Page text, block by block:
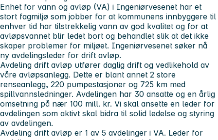
Enhet for vann og avløp (VA) i Ingeniørvesenet har et
stort fagmiljø som jobber for at kommunens innbyggere til
enhver tid har tilstrekkelig vann av god kvalitet og for at
avløpsvannet blir ledet bort og behandlet slik at det ikke
skaper problemer for miljøet. Ingeniørvesenet søker nå
ny avdelingsleder for drift avløp.
Avdeling drift avløp utfører daglig drift og vedlikehold av
våre avløpsanlegg. Dette er blant annet 2 store
renseanlegg, 220 pumpestasjoner og 725 km med
spillvannsledninger. Avdelingen har 30 ansatte og en årlig
omsetning på nær 100 mill. kr. Vi skal ansette en leder for
avdelingen som aktivt skal bidra til solid ledelse og styring
av avdelingen.
Avdeling drift avløp er 1 av 5 avdelinger i VA. Leder for